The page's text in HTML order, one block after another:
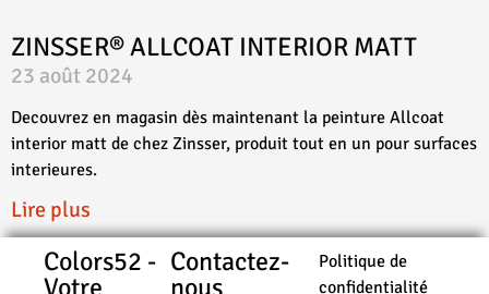
ZINSSER® ALLCOAT INTERIOR MATT
23 août 2024
Decouvrez en magasin dès maintenant la peinture Allcoat
interior matt de chez Zinsser, produit tout en un pour surfaces
interieures.
Lire plus
Colors52 - Contactez-
Politique de
confidentialité